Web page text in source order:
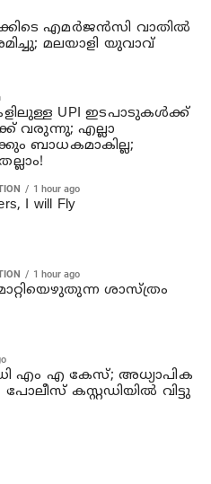
എമര്‍ജന്‍സി വാതില്‍
മലയാളി യുവാവ്
UPI ഇടപാടുകൾക്ക്
വരുന്നു; എല്ലാ
ബാധകമാകില്ല;
1 hour ago
I will Fly
1 hour ago
ശാസ്ത്രം
എം എ കേസ്; അധ്യാപിക
കസ്റ്റഡിയില്‍ വിട്ടു